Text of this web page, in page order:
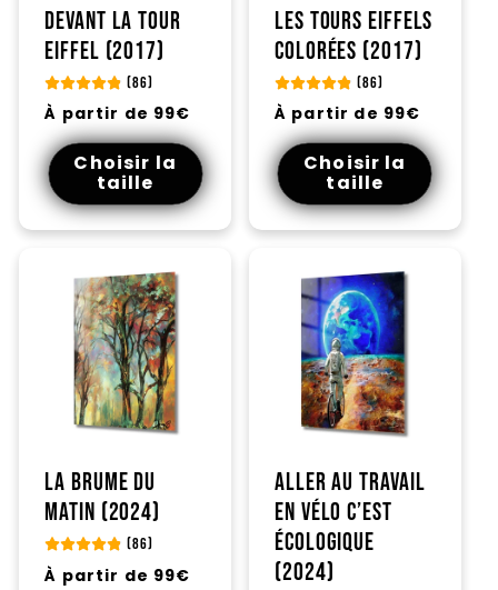
Devant la Tour
Eiffel (2017)
(86)
Prix
habituel
À partir de 99€
Choisir la
taille
Les tours Eiffels
colorées (2017)
(86)
Prix
habituel
À partir de 99€
Choisir la
taille
La brume du
matin (2024)
(86)
Prix
À partir de 99€
Aller au travail
en vélo c’est
écologique
(2024)